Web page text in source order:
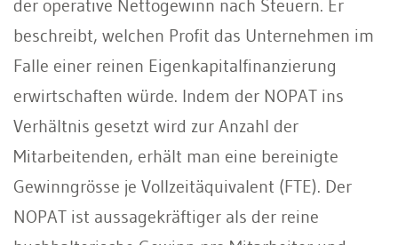
der operative Nettogewinn nach Steuern. Er
beschreibt, welchen Profit das Unternehmen im
Falle einer reinen Eigenkapitalfinanzierung
erwirtschaften würde. Indem der NOPAT ins
Verhältnis gesetzt wird zur Anzahl der
Mitarbeitenden, erhält man eine bereinigte
Gewinngrösse je Vollzeitäquivalent (FTE). Der
NOPAT ist aussagekräftiger als der reine